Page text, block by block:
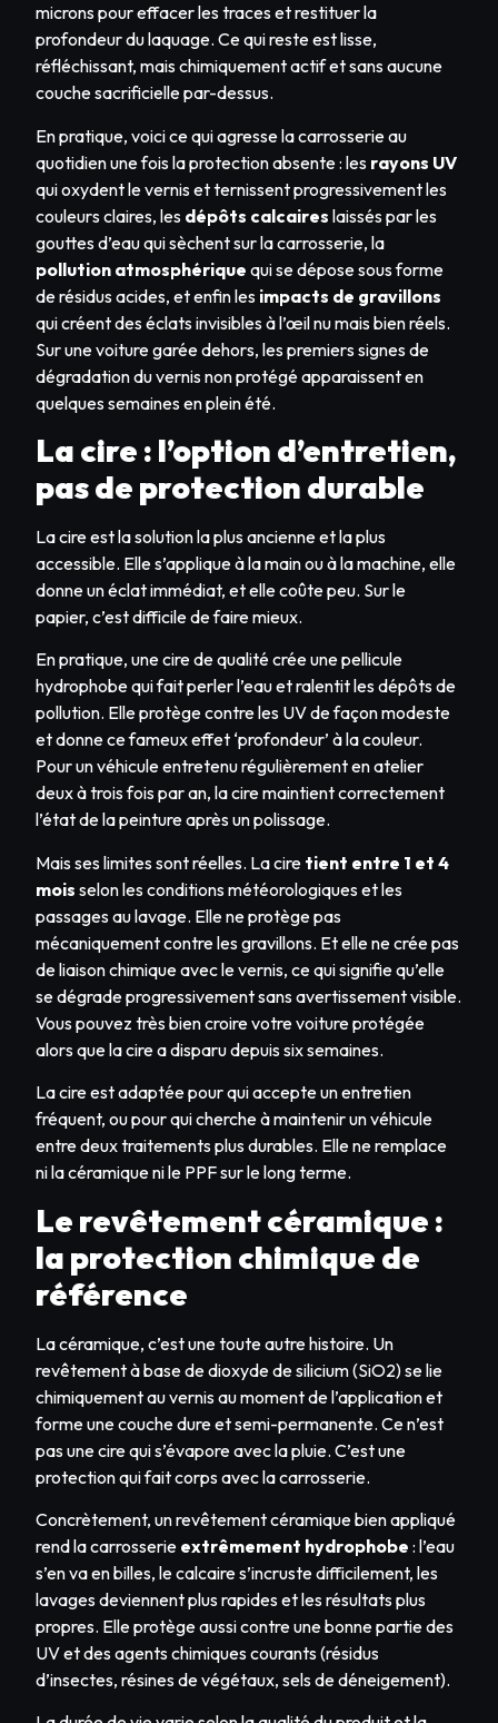
microns pour effacer les traces et restituer la
profondeur du laquage. Ce qui reste est lisse,
réfléchissant, mais chimiquement actif et sans aucune
couche sacrificielle par-dessus.
En pratique, voici ce qui agresse la carrosserie au
quotidien une fois la protection absente : les rayons UV
qui oxydent le vernis et ternissent progressivement les
couleurs claires, les dépôts calcaires laissés par les
gouttes d’eau qui sèchent sur la carrosserie, la
pollution atmosphérique qui se dépose sous forme
de résidus acides, et enfin les impacts de gravillons
qui créent des éclats invisibles à l’œil nu mais bien réels.
Sur une voiture garée dehors, les premiers signes de
dégradation du vernis non protégé apparaissent en
quelques semaines en plein été.
La cire : l’option d’entretien,
pas de protection durable
La cire est la solution la plus ancienne et la plus
accessible. Elle s’applique à la main ou à la machine, elle
donne un éclat immédiat, et elle coûte peu. Sur le
papier, c’est difficile de faire mieux.
En pratique, une cire de qualité crée une pellicule
hydrophobe qui fait perler l’eau et ralentit les dépôts de
pollution. Elle protège contre les UV de façon modeste
et donne ce fameux effet ‘profondeur’ à la couleur.
Pour un véhicule entretenu régulièrement en atelier
deux à trois fois par an, la cire maintient correctement
l’état de la peinture après un polissage.
Mais ses limites sont réelles. La cire tient entre 1 et 4
mois selon les conditions météorologiques et les
passages au lavage. Elle ne protège pas
mécaniquement contre les gravillons. Et elle ne crée pas
de liaison chimique avec le vernis, ce qui signifie qu’elle
se dégrade progressivement sans avertissement visible.
Vous pouvez très bien croire votre voiture protégée
alors que la cire a disparu depuis six semaines.
La cire est adaptée pour qui accepte un entretien
fréquent, ou pour qui cherche à maintenir un véhicule
entre deux traitements plus durables. Elle ne remplace
ni la céramique ni le PPF sur le long terme.
Le revêtement céramique :
la protection chimique de
référence
La céramique, c’est une toute autre histoire. Un
revêtement à base de dioxyde de silicium (SiO2) se lie
chimiquement au vernis au moment de l’application et
forme une couche dure et semi-permanente. Ce n’est
pas une cire qui s’évapore avec la pluie. C’est une
protection qui fait corps avec la carrosserie.
Concrètement, un revêtement céramique bien appliqué
rend la carrosserie extrêmement hydrophobe : l’eau
s’en va en billes, le calcaire s’incruste difficilement, les
lavages deviennent plus rapides et les résultats plus
propres. Elle protège aussi contre une bonne partie des
UV et des agents chimiques courants (résidus
d’insectes, résines de végétaux, sels de déneigement).